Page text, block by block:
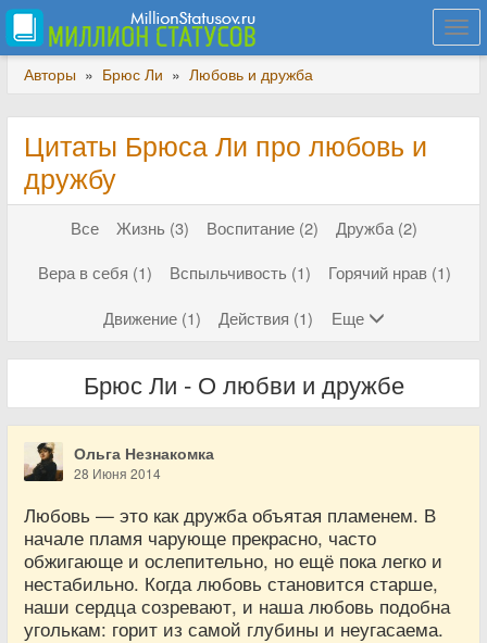
Авторы » Брюс Ли » Любовь и дружба
Цитаты Брюса Ли про любовь и
дружбу
Все Жизнь (3) Воспитание (2)
Дружба (2)
Вера в себя (1)
Вспыльчивость (1)
Горячий нрав (1)
Движение (1)
Действия (1) Еще
Брюс Ли - О любви и дружбе
Ольга Незнакомка
28 Июня 2014
Любовь — это как дружба объятая пламенем. В
начале пламя чарующе прекрасно, часто
обжигающе и ослепительно, но ещё пока легко и
нестабильно. Когда любовь становится старше,
наши сердца созревают, и наша любовь подобна
уголькам: горит из самой глубины и неугасаема.